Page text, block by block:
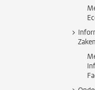
Zaken